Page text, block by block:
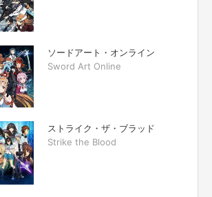
ソードアート・オンライン
Sword Art Online
ストライク・ザ・ブラッド
Strike the Blood